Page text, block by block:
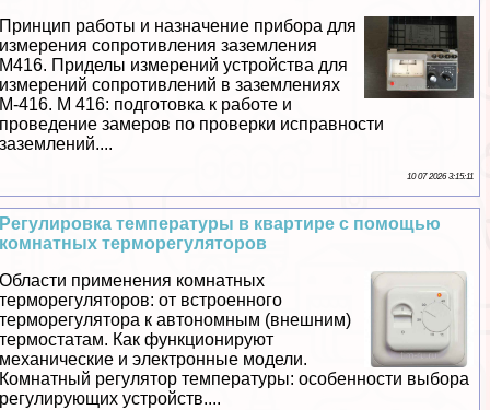
Принцип работы и назначение прибора для
измерения сопротивления заземления
М416. Приделы измерений устройства для
измерений сопротивлений в заземлениях
М-416. М 416: подготовка к работе и
проведение замеров по проверки исправности
заземлений....
10 07 2026 3:15:11
Регулировка температуры в квартире с помощью
комнатных терморегуляторов
Области применения комнатных
терморегуляторов: от встроенного
терморегулятора к автономным (внешним)
термостатам. Как функционируют
механические и электронные модели.
Комнатный регулятор температуры: особенности выбора
регулирующих устройств....